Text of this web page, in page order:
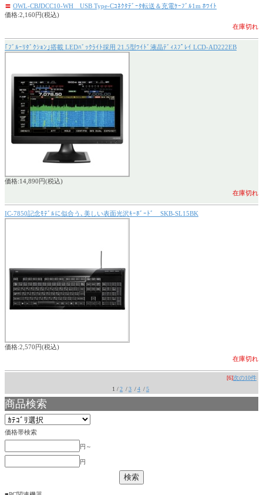
〓 OWL-CBJDCC10-WH USB Type-Cｺﾈｸﾀﾃﾞｰﾀ転送＆充電ｹｰﾌﾞﾙ1m ﾎﾜｲﾄ
価格:2,160円(税込)
在庫切れ
｢ﾌﾞﾙｰﾘﾀﾞｸｼｮﾝ｣搭載 LEDﾊﾞｯｸﾗｲﾄ採用 21.5型ﾜｲﾄﾞ液晶ﾃﾞｨｽﾌﾟﾚｲ LCD-AD222EB
価格:14,890円(税込)
在庫切れ
IC-7850記念ﾓﾃﾞﾙに似合う､美しい表面光沢ｷｰﾎﾞｰﾄﾞ SKB-SL15BK
価格:2,570円(税込)
在庫切れ
[6]次の10件
1 /2 /3 /4 /5
商品検索
価格帯検索
円～
円